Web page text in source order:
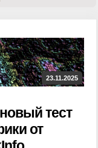
23.11.2025
тест
от